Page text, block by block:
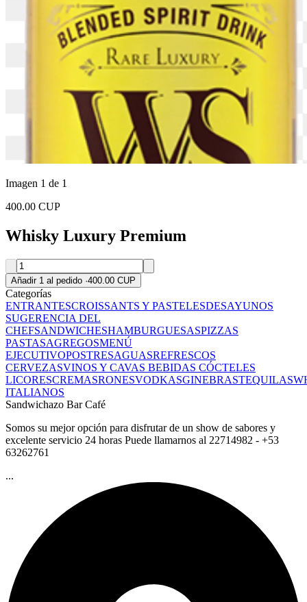
Imagen 1 de 1
400.00 CUP
Whisky Luxury Premium
Añadir 1 al pedido ·400.00 CUP
Categorías
ENTRANTESCROISSANTS Y PASTELESDESAYUNOS
SUGERENCIA DEL
CHEFSANDWICHESHAMBURGUESASPIZZAS
PASTASAGREGOSMENÚ
EJECUTIVOPOSTRESAGUASREFRESCOS
CERVEZASVINOS Y CAVAS BEBIDAS CÓCTELES
LICORESCREMASRONESVODKASGINEBRASTEQUILAS
ITALIANOS
Sandwichazo Bar Café
Somos su mejor opción para disfrutar de un show de sabores y
excelente servicio 24 horas Puede llamarnos al 22714982 - +53
63262761
...